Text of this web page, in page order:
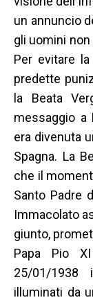
un annuncio
gli uomini
Per evitare
predette
la Beata
messaggio a
era divenuta
Spagna. La
che il
Santo Padre
Immacolato
giunto,
Papa Pio
25/01/1938
illuminati da